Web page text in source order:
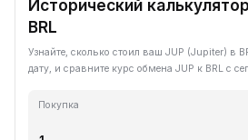
Исторический
BRL
Узнайте, сколько стоил ваш JUP (Jupiter) в
дату, и сравните курс обмена JUP к BRL с
Покупка